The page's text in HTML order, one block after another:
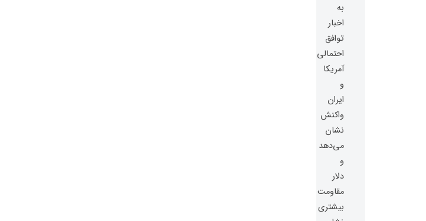
به
اخبار
توافق
احتمالی
آمریکا
و
ایران
واکنش
نشان
می‌دهد
و
دلار
مقاومت
بیشتری